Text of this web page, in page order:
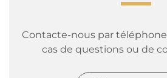
Contacte-nous par
cas de questions ou de